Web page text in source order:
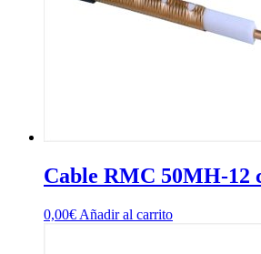
Cable RMC 50MH-12
0,00€ Añadir al carrito